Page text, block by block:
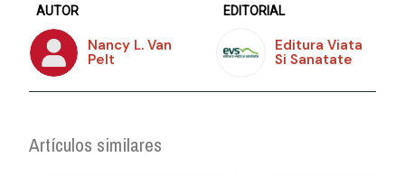
AUTOR
Nancy L. Van
Pelt
EDITORIAL
Editura Viata
Si Sanatate
Artículos similares